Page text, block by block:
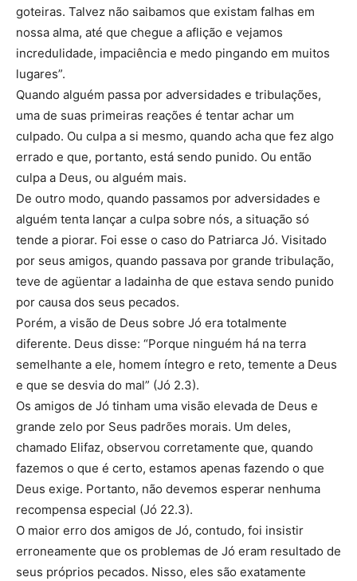
goteiras. Talvez não saibamos que existam falhas em
nossa alma, até que chegue a aflição e vejamos
incredulidade, impaciência e medo pingando em muitos
lugares”.
Quando alguém passa por adversidades e tribulações,
uma de suas primeiras reações é tentar achar um
culpado. Ou culpa a si mesmo, quando acha que fez algo
errado e que, portanto, está sendo punido. Ou então
culpa a Deus, ou alguém mais.
De outro modo, quando passamos por adversidades e
alguém tenta lançar a culpa sobre nós, a situação só
tende a piorar. Foi esse o caso do Patriarca Jó. Visitado
por seus amigos, quando passava por grande tribulação,
teve de agüentar a ladainha de que estava sendo punido
por causa dos seus pecados.
Porém, a visão de Deus sobre Jó era totalmente
diferente. Deus disse: “Porque ninguém há na terra
semelhante a ele, homem íntegro e reto, temente a Deus
e que se desvia do mal” (Jó 2.3).
Os amigos de Jó tinham uma visão elevada de Deus e
grande zelo por Seus padrões morais. Um deles,
chamado Elifaz, observou corretamente que, quando
fazemos o que é certo, estamos apenas fazendo o que
Deus exige. Portanto, não devemos esperar nenhuma
recompensa especial (Jó 22.3).
O maior erro dos amigos de Jó, contudo, foi insistir
erroneamente que os problemas de Jó eram resultado de
seus próprios pecados. Nisso, eles são exatamente